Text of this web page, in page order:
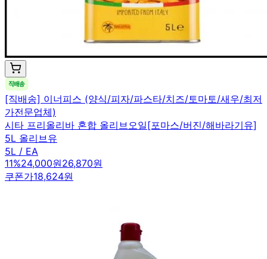
[직배송] 이너피스 (양식/피자/파스타/치즈/토마토/새우/최저
가전문업체)
시타 프리올리바 혼합 올리브오일[포마스/버진/해바라기유]
5L 올리브유
5L / EA
11%24,000원26,870원
쿠폰가18,624원